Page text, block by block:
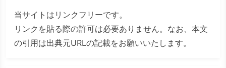
当サイトはリンクフリーです。
リンクを貼る際の許可は必要ありません。なお、本文
の引用は出典元URLの記載をお願いいたします。